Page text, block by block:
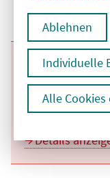
Ablehnen
Individuelle
Alle
Details
Beginn:
22.09.2026Ende
-
Ev.
Herzbergstr.,
Kategorie:A
Details